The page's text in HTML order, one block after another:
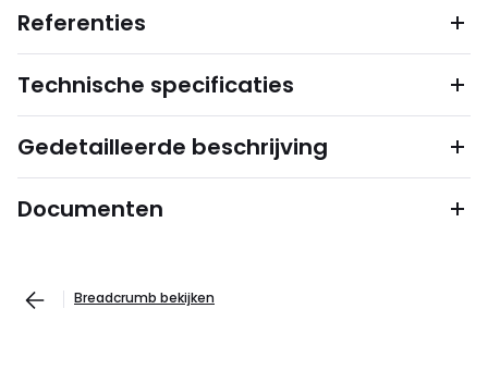
Referenties
Technische specificaties
Gedetailleerde beschrijving
Documenten
Breadcrumb bekijken